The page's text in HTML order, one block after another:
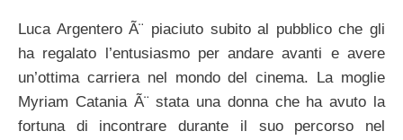
Luca Argentero Ã¨ piaciuto subito al pubblico che gli
ha regalato l’entusiasmo per andare avanti e avere
un’ottima carriera nel mondo del cinema. La moglie
Myriam Catania Ã¨ stata una donna che ha avuto la
fortuna di incontrare durante il suo percorso nel